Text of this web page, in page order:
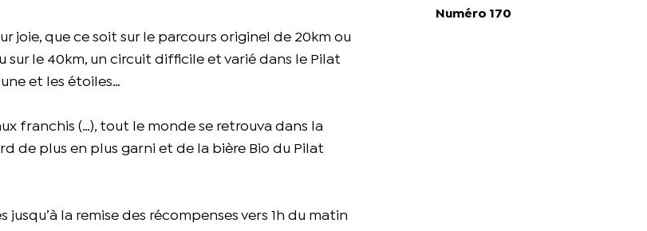
joie, que ce soit sur le parcours originel de 20km ou
sur le 40km, un circuit difficile et varié dans le Pilat
et les étoiles…
franchis (…), tout le monde se retrouva dans la
de plus en plus garni et de la bière Bio du Pilat
la remise des récompenses vers 1h du matin
Numéro 170